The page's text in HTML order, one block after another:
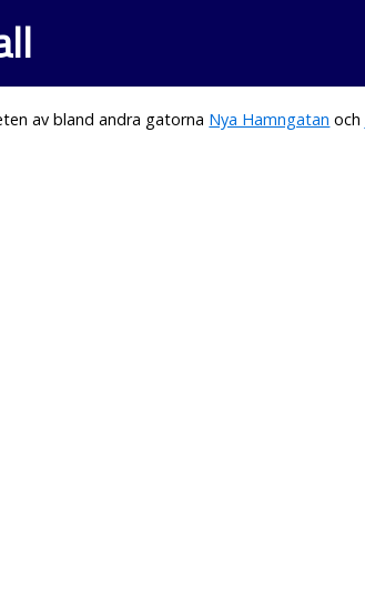
av bland andra gatorna Nya Hamngatan och